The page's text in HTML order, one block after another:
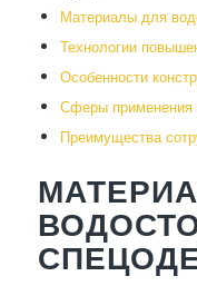
Материалы для
Технологии
Особенности
Сферы применения
Преимущества